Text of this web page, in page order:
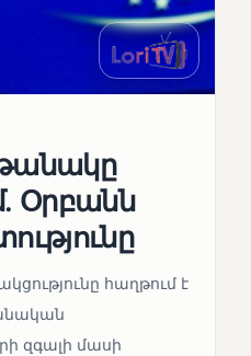
Օրբանն
հաղթում է
զգալի մասի